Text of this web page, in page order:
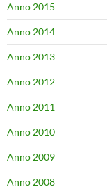
Anno 2015
Anno 2014
Anno 2013
Anno 2012
Anno 2011
Anno 2010
Anno 2009
Anno 2008